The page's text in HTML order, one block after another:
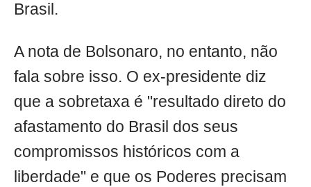
Brasil.
A nota de Bolsonaro, no entanto, não
fala sobre isso. O ex-presidente diz
que a sobretaxa é "resultado direto do
afastamento do Brasil dos seus
compromissos históricos com a
liberdade" e que os Poderes precisam